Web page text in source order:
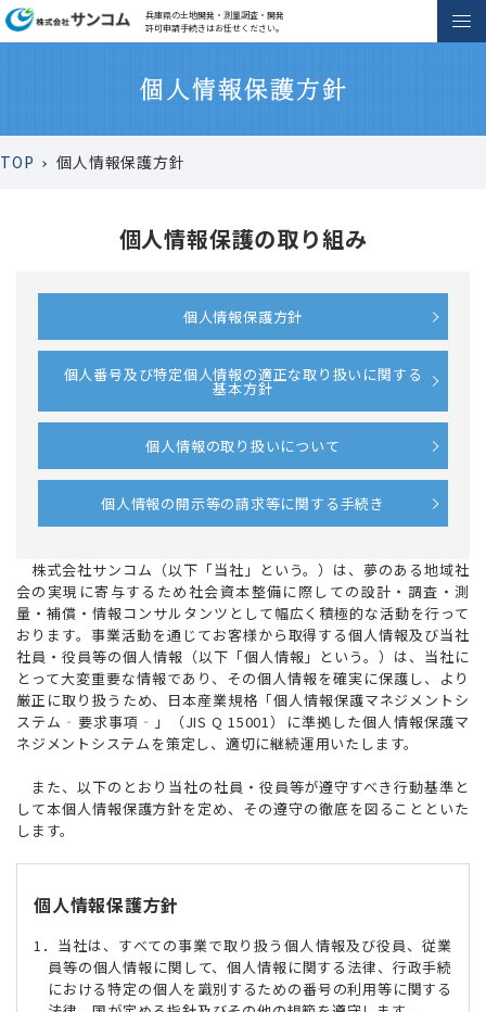
兵庫県の土地開発・測量調査・開発
許可申請手続きはお任せください。
TOP 個人情報保護方針
個人情報保護の取り組み
個人情報保護方針
個人番号及び特定個人情報の適正な取り扱いに関する
基本方針
個人情報の取り扱いについて
個人情報の開示等の請求等に関する手続き
株式会社サンコム（以下「当社」という。）は、夢のある地域社
会の実現に寄与するため社会資本整備に際しての設計・調査・測
量・補償・情報コンサルタンツとして幅広く積極的な活動を行って
おります。事業活動を通じてお客様から取得する個人情報及び当社
社員・役員等の個人情報（以下「個人情報」という。）は、当社に
とって大変重要な情報であり、その個人情報を確実に保護し、より
厳正に取り扱うため、日本産業規格「個人情報保護マネジメントシ
ステム‐要求事項‐」（JIS Q 15001）に準拠した個人情報保護マ
ネジメントシステムを策定し、適切に継続運用いたします。
また、以下のとおり当社の社員・役員等が遵守すべき行動基準と
して本個人情報保護方針を定め、その遵守の徹底を図ることといた
します。
個人情報保護方針
1．当社は、すべての事業で取り扱う個人情報及び役員、従業
員等の個人情報に関して、個人情報に関する法律、行政手続
における特定の個人を識別するための番号の利用等に関する